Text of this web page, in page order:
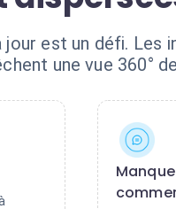
jour est un défi. Les
une vue 360°